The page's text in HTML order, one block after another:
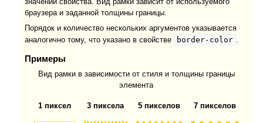
значений свойства. Вид рамки зависит от используемого
браузера и заданной толщины границы.
Порядок и количество нескольких аргументов указывается
аналогично тому, что указано в свойстве
border-color
Примеры
Вид рамки в зависимости от стиля и толщины границы
элемента
1 пиксел 3 пиксела 5 пикселов 7 пикселов